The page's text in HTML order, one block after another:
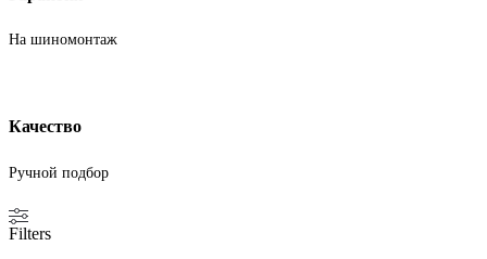
На шиномонтаж
Качество
Ручной подбор
Filters